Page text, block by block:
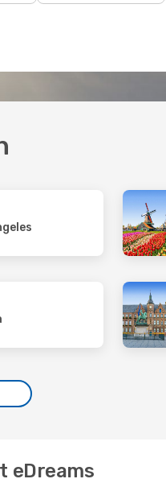
eDreams